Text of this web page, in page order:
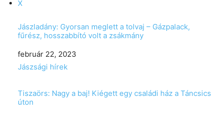
X
Jászladány: Gyorsan meglett a tolvaj – Gázpalack,
fűrész, hosszabbító volt a zsákmány
Date
február 22, 2023
In relation to
Jászsági hírek
Tiszaörs: Nagy a baj! Kiégett egy családi ház a Táncsics
úton